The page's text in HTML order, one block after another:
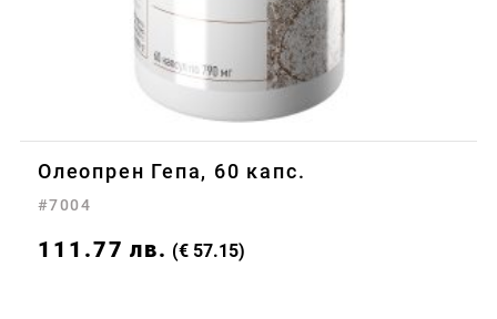
Олеопрен Гепа, 60 капс.
#7004
111.77 лв. (€ 57.15)